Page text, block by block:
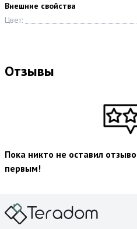
Внешние свойства
Цвет:
Отзывы
Пока никто не оставил
первым!